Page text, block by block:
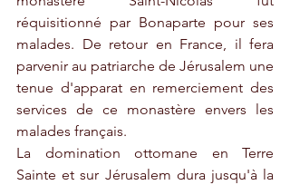
réquisitionné par Bonaparte pour ses
malades. De retour en France, il fera
parvenir au patriarche de Jérusalem une
tenue d'apparat en remerciement des
services de ce monastère envers les
malades français.
La domination ottomane en Terre
Sainte et sur Jérusalem dura jusqu'à la